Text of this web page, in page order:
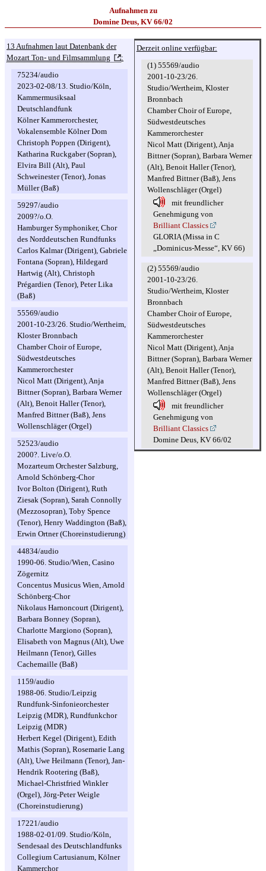
Aufnahmen zu
Domine Deus, KV 66/02
13 Aufnahmen laut Datenbank der
Mozart Ton- und Filmsammlung
:
75234/audio
2023-02-08/13. Studio/Köln,
Kammermusiksaal
Deutschlandfunk
Kölner Kammerorchester,
Vokalensemble Kölner Dom
Christoph Poppen (Dirigent),
Katharina Ruckgaber (Sopran),
Elvira Bill (Alt), Paul
Schweinester (Tenor), Jonas
Müller (Baß)
59297/audio
2009?/o.O.
Hamburger Symphoniker, Chor
des Norddeutschen Rundfunks
Carlos Kalmar (Dirigent), Gabriele
Fontana (Sopran), Hildegard
Hartwig (Alt), Christoph
Prégardien (Tenor), Peter Lika
(Baß)
55569/audio
2001-10-23/26. Studio/Wertheim,
Kloster Bronnbach
Chamber Choir of Europe,
Südwestdeutsches
Kammerorchester
Nicol Matt (Dirigent), Anja
Bittner (Sopran), Barbara Werner
(Alt), Benoit Haller (Tenor),
Manfred Bittner (Baß), Jens
Wollenschläger (Orgel)
52523/audio
2000?. Live/o.O.
Mozarteum Orchester Salzburg,
Arnold Schönberg-Chor
Ivor Bolton (Dirigent), Ruth
Ziesak (Sopran), Sarah Connolly
(Mezzosopran), Toby Spence
(Tenor), Henry Waddington (Baß),
Erwin Ortner (Choreinstudierung)
44834/audio
1990-06. Studio/Wien, Casino
Zögernitz
Concentus Musicus Wien, Arnold
Schönberg-Chor
Nikolaus Harnoncourt (Dirigent),
Barbara Bonney (Sopran),
Charlotte Margiono (Sopran),
Elisabeth von Magnus (Alt), Uwe
Heilmann (Tenor), Gilles
Cachemaille (Baß)
1159/audio
1988-06. Studio/Leipzig
Rundfunk-Sinfonieorchester
Leipzig (MDR), Rundfunkchor
Leipzig (MDR)
Herbert Kegel (Dirigent), Edith
Mathis (Sopran), Rosemarie Lang
(Alt), Uwe Heilmann (Tenor), Jan-
Hendrik Rootering (Baß),
Michael-Christfried Winkler
(Orgel), Jörg-Peter Weigle
(Choreinstudierung)
17221/audio
1988-02-01/09. Studio/Köln,
Sendesaal des Deutschlandfunks
Collegium Cartusianum, Kölner
Kammerchor
Derzeit online verfügbar:
(1) 55569/audio
2001-10-23/26.
Studio/Wertheim, Kloster
Bronnbach
Chamber Choir of Europe,
Südwestdeutsches
Kammerorchester
Nicol Matt (Dirigent), Anja
Bittner (Sopran), Barbara Werner
(Alt), Benoit Haller (Tenor),
Manfred Bittner (Baß), Jens
Wollenschläger (Orgel)
mit freundlicher
Genehmigung von
Brilliant Classics
GLORIA (Missa in C
„Dominicus-Messe“, KV 66)
(2) 55569/audio
2001-10-23/26.
Studio/Wertheim, Kloster
Bronnbach
Chamber Choir of Europe,
Südwestdeutsches
Kammerorchester
Nicol Matt (Dirigent), Anja
Bittner (Sopran), Barbara Werner
(Alt), Benoit Haller (Tenor),
Manfred Bittner (Baß), Jens
Wollenschläger (Orgel)
mit freundlicher
Genehmigung von
Brilliant Classics
Domine Deus, KV 66/02